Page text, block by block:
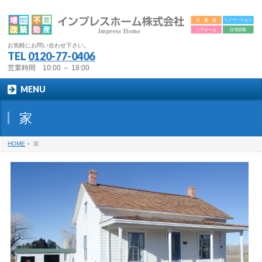
お気軽にお問い合わせ下さい。
TEL 0120-77-0406
営業時間 10:00 ～ 18:00
MENU
家
HOME » 家